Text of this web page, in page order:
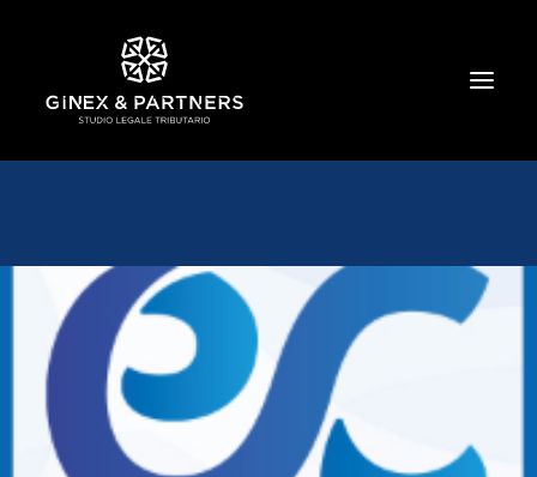
CHI SIAMO
TRIBUTARIO E PENALE TRIBUTARIO
GESTIONE E PROTEZIONE DEL PATRIMONIO
SOCIETARIO E CONTRATTUALISTICA
COMMERCIO INTERNAZIONALE
BANCARIO E FINANZIARIO